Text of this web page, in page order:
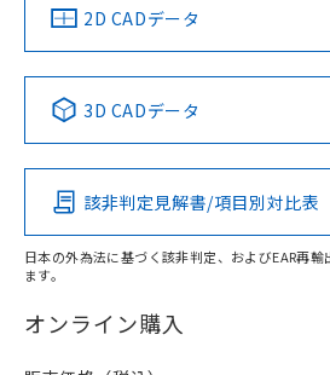
中国 RoHS 注意事項・凡例
Pb Hg
O
在庫等で未対応品が混在する可能性
問い合わせください。
2D CADデータ
3D CADデータ
該非判定見解書/項目別対比表
日本の外為法に基づく該非判定、およびEAR再
ます。
オンライン購入